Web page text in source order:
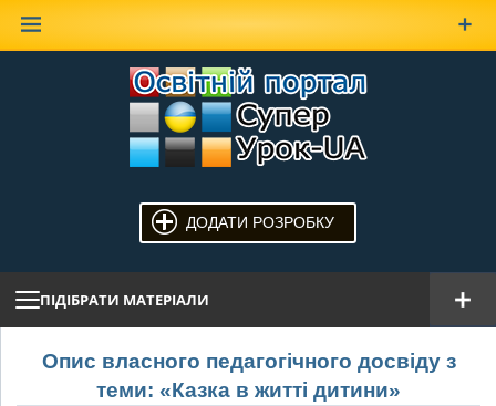
ДОДАТИ РОЗРОБКУ
ПІДІБРАТИ МАТЕРІАЛИ
Опис власного педагогічного досвіду з
теми: «Казка в житті дитини»